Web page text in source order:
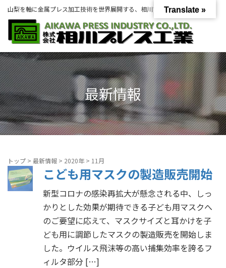
山梨を軸に金属プレス加工技術を世界展開する、相川プレス工業グループ。
最新情報
トップ > 最新情報 > 2020年> 11月
こども用マスクの製造販売開始
新型コロナの感染再拡大が懸念される中、しっ
かりとした効果が期待できる子ども用マスクへ
のご要望に応えて、マスクサイズと耳かけを子
ども用に調節したマスクの製造販売を開始しま
した。ウイルス飛沫等の高い捕集効率を誇るフ
ィルタ部分 […]
Translate »